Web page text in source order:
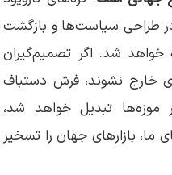
طراحی سیاست‌ها و بازگشت
شد. اگر تصمیم‌گیران
خارج نشوند، فرش دستباف
موزه‌ها تبدیل خواهد شد،
ما، بازارهای جهان را تسخیر